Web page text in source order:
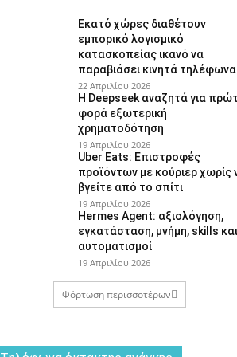
Εκατό χώρες διαθέτουν
εμπορικό λογισμικό
κατασκοπείας ικανό να
παραβιάσει κινητά τηλέφωνα
22 Απριλίου 2026
Η Deepseek αναζητά για
φορά εξωτερική
χρηματοδότηση
19 Απριλίου 2026
Uber Eats: Επιστροφές
προϊόντων με κούριερ χωρίς
βγείτε από το σπίτι
19 Απριλίου 2026
Hermes Agent: αξιολόγηση,
εγκατάσταση, μνήμη, skills και
αυτοματισμοί
19 Απριλίου 2026
Φόρτωση περισσοτέρων